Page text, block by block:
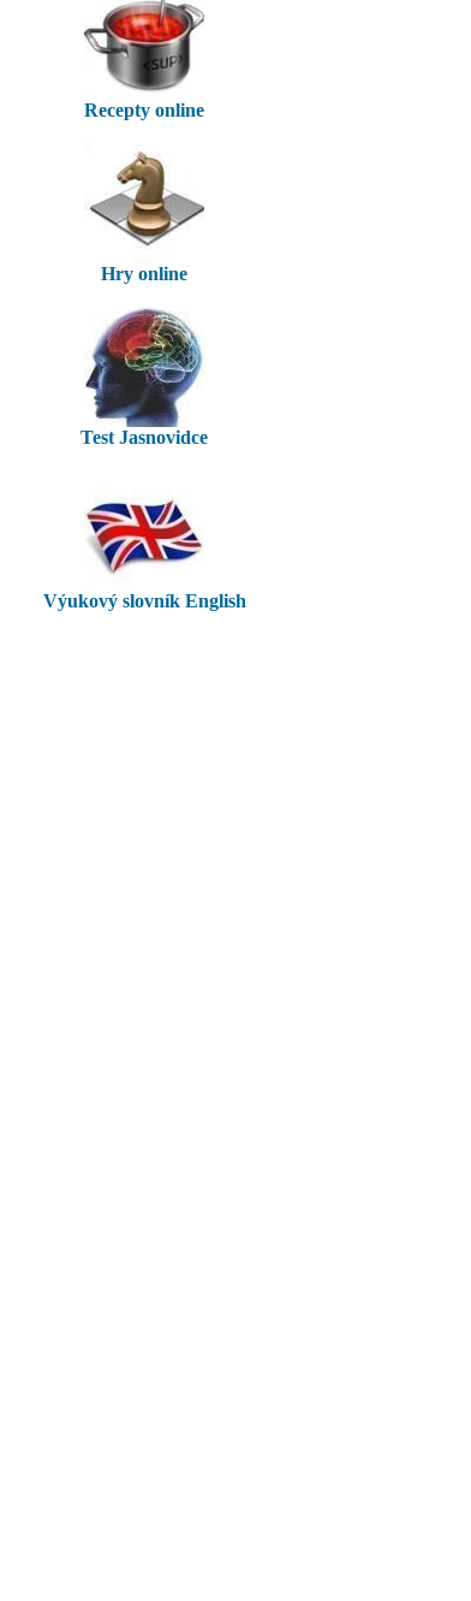
Recepty online
Hry online
Test Jasnovidce
Výukový slovník English